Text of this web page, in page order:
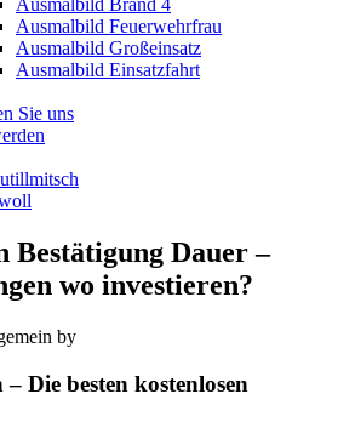
Ausmalbild Brand 4
Ausmalbild Feuerwehrfrau
Ausmalbild Großeinsatz
Ausmalbild Einsatzfahrt
Sie uns
Bestätigung Dauer –
wo investieren?
by
Die besten kostenlosen